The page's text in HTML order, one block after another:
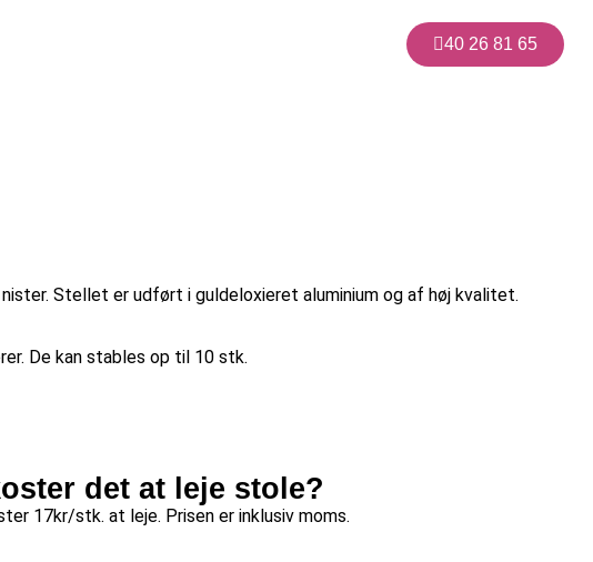
40 26 81 65
Stellet er udført i guldeloxieret aluminium og af høj kvalitet.
De kan stables op til 10 stk.
det at leje stole?
17kr/stk. at leje. Prisen er inklusiv moms.